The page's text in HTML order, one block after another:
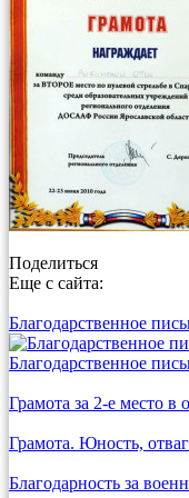
Поделиться
Еще с сайта:
Благодарственное
Благодарственное
Грамота за 2-е место в
Грамота. Юность,
Благодарность за